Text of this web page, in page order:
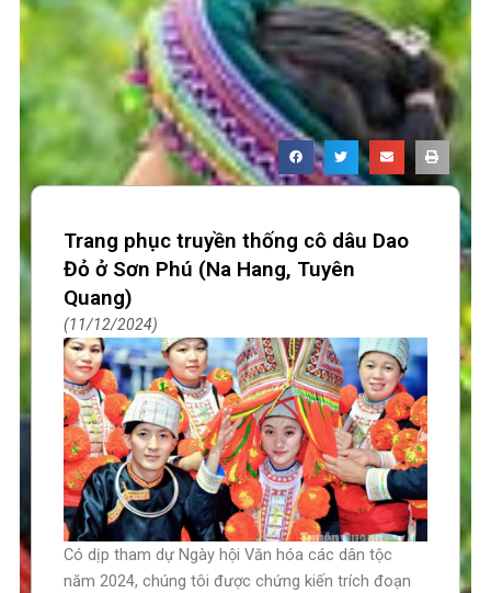
Trang phục truyền thống cô dâu Dao
Đỏ ở Sơn Phú (Na Hang, Tuyên
Quang)
11/12/2024
Có dịp tham dự Ngày hội Văn hóa các dân tộc
năm 2024, chúng tôi được chứng kiến trích đoạn ​​​​